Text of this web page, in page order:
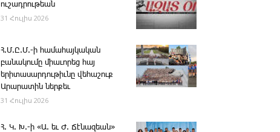
ուշադրութեան
31 Հուլիս 2026
Հ.Մ.Ը.Մ.-ի համահայկական
բանակումը միաւորեց հայ
երիտասարդութիւնը վեհաշուք
Արարատին ներքեւ
31 Հուլիս 2026
Հ. Կ. Խ.-ի «Ա. եւ Ժ. ­Ճէնազեան»